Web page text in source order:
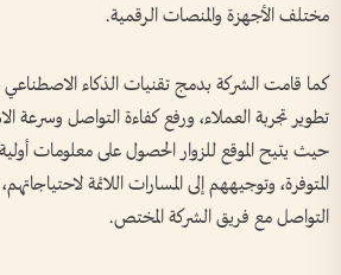
مختلف الأجهزة والمنصات الرقمية.
كما قامت الشركة بدمج تقنيات الذكاء
تطوير تجربة العملاء، ورفع كفاءة التواصل وسرعة
حيث يتيح الموقع للزوار الحصول على معلومات
المتوفرة، وتوجيههم إلى المسارات اللائمة
التواصل مع فريق الشركة المختص.